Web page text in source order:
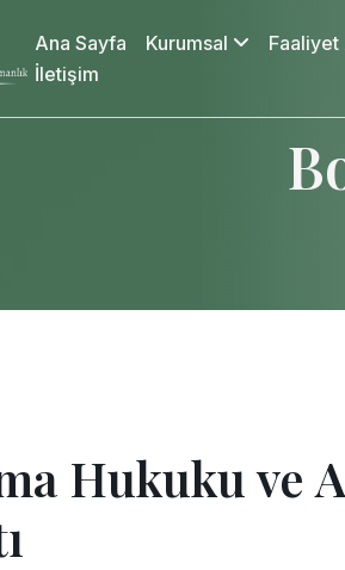
Ana Sayfa Kurumsal Faaliyet
İletişim
Hukuku ve